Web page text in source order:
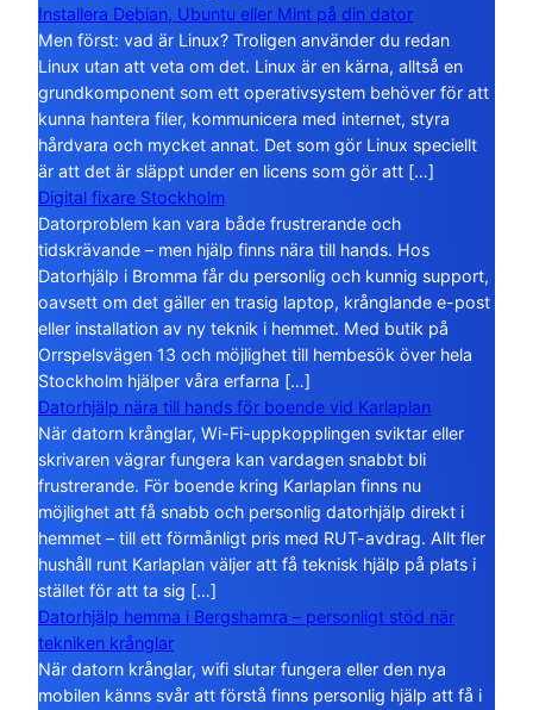
Installera Debian, Ubuntu eller Mint på din dator
Men först: vad är Linux? Troligen använder du redan
Linux utan att veta om det. Linux är en kärna, alltså en
grundkomponent som ett operativsystem behöver för att
kunna hantera filer, kommunicera med internet, styra
hårdvara och mycket annat. Det som gör Linux speciellt
är att det är släppt under en licens som gör att […]
Digital fixare Stockholm
Datorproblem kan vara både frustrerande och
tidskrävande – men hjälp finns nära till hands. Hos
Datorhjälp i Bromma får du personlig och kunnig support,
oavsett om det gäller en trasig laptop, krånglande e-post
eller installation av ny teknik i hemmet. Med butik på
Orrspelsvägen 13 och möjlighet till hembesök över hela
Stockholm hjälper våra erfarna […]
Datorhjälp nära till hands för boende vid Karlaplan
När datorn krånglar, Wi-Fi-uppkopplingen sviktar eller
skrivaren vägrar fungera kan vardagen snabbt bli
frustrerande. För boende kring Karlaplan finns nu
möjlighet att få snabb och personlig datorhjälp direkt i
hemmet – till ett förmånligt pris med RUT-avdrag. Allt fler
hushåll runt Karlaplan väljer att få teknisk hjälp på plats i
stället för att ta sig […]
Datorhjälp hemma i Bergshamra – personligt stöd när
tekniken krånglar
När datorn krånglar, wifi slutar fungera eller den nya
mobilen känns svår att förstå finns personlig hjälp att få i